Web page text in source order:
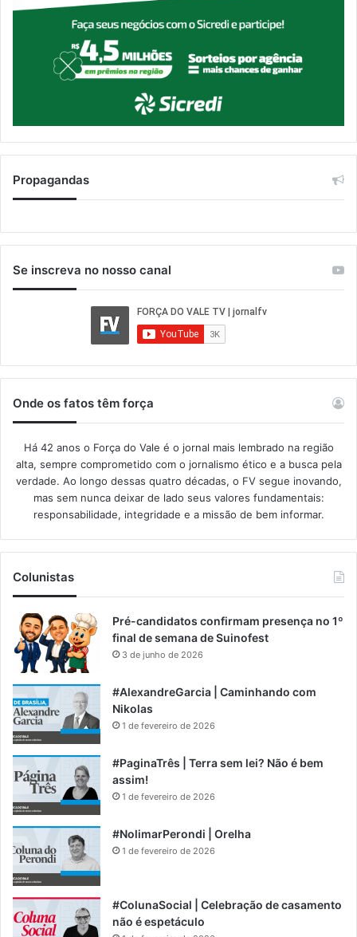
Propagandas
Se inscreva no nosso canal
Onde os fatos têm força
Há 42 anos o Força do Vale é o jornal mais lembrado na região
alta, sempre comprometido com o jornalismo ético e a busca pela
verdade. Ao longo dessas quatro décadas, o FV segue inovando,
mas sem nunca deixar de lado seus valores fundamentais:
responsabilidade, integridade e a missão de bem informar.​
Colunistas
Pré-candidatos confirmam presença no 1º
final de semana de Suinofest
3 de junho de 2026
#AlexandreGarcia | Caminhando com
Nikolas
1 de fevereiro de 2026
#PaginaTrês | Terra sem lei? Não é bem
assim!
1 de fevereiro de 2026
#NolimarPerondi | Orelha
1 de fevereiro de 2026
#ColunaSocial | Celebração de casamento
não é espetáculo